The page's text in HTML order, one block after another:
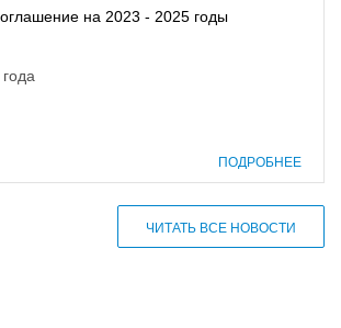
на 2023 - 2025 годы
ПОДРОБНЕЕ
ЧИТАТЬ ВСЕ НОВОСТИ